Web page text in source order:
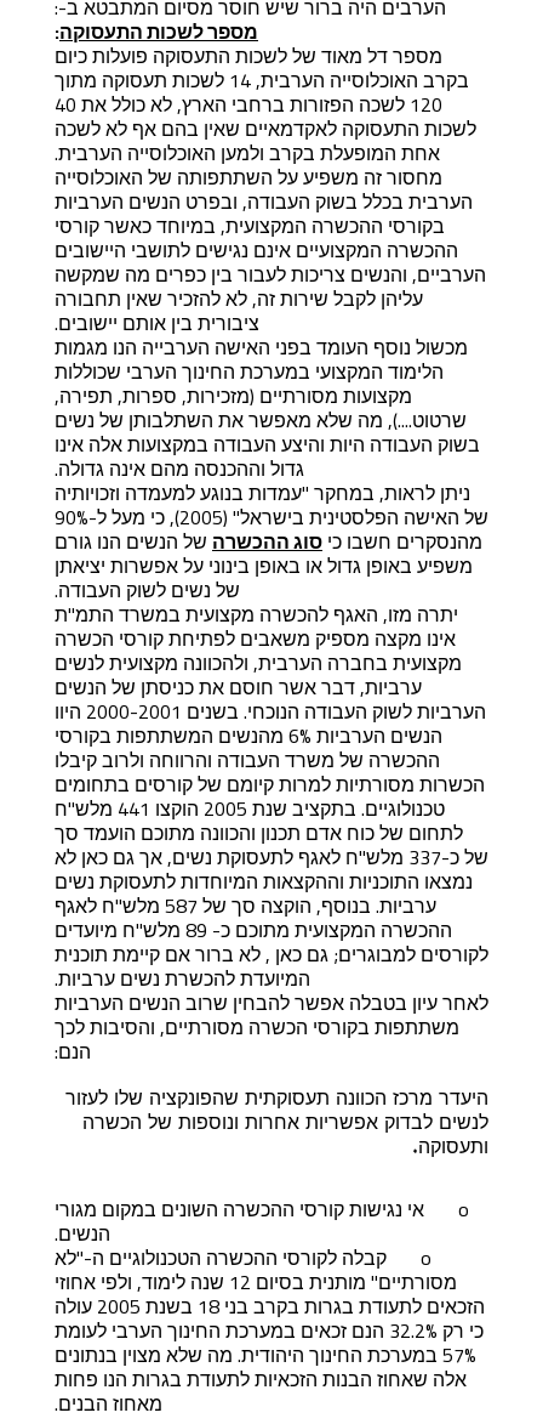
הערבים היה ברור שיש חוסר מסיום המתבטא ב-:
מספר לשכות התעסוקה:
מספר דל מאוד של לשכות התעסוקה פועלות כיום
בקרב האוכלוסייה הערבית, 14 לשכות תעסוקה מתוך
120 לשכה הפזורות ברחבי הארץ, לא כולל את 40
לשכות התעסוקה לאקדמאיים שאין בהם אף לא לשכה
אחת המופעלת בקרב ולמען האוכלוסייה הערבית.
מחסור זה משפיע על השתתפותה של האוכלוסייה
הערבית בכלל בשוק העבודה, ובפרט הנשים הערביות
בקורסי ההכשרה המקצועית, במיוחד כאשר קורסי
ההכשרה המקצועיים אינם נגישים לתושבי היישובים
הערביים, והנשים צריכות לעבור בין כפרים מה שמקשה
עליהן לקבל שירות זה, לא להזכיר שאין תחבורה
ציבורית בין אותם יישובים.
מכשול נוסף העומד בפני האישה הערבייה הנו מגמות
הלימוד המקצועי במערכת החינוך הערבי שכוללות
מקצועות מסורתיים (מזכירות, ספרות, תפירה,
שרטוט....), מה שלא מאפשר את השתלבותן של נשים
בשוק העבודה היות והיצע העבודה במקצועות אלה אינו
גדול וההכנסה מהם אינה גדולה.
ניתן לראות, במחקר "עמדות בנוגע למעמדה וזכויותיה
של האישה הפלסטינית בישראל" (2005), כי מעל ל-90%
מהנסקרים חשבו כיסוג ההכשרהשל הנשים הנו גורם
משפיע באופן גדול או באופן בינוני על אפשרות יציאתן
של נשים לשוק העבודה.
יתרה מזו, האגף להכשרה מקצועית במשרד התמ"ת
אינו מקצה מספיק משאבים לפתיחת קורסי הכשרה
מקצועית בחברה הערבית, ולהכוונה מקצועית לנשים
ערביות, דבר אשר חוסם את כניסתן של הנשים
הערביות לשוק העבודה הנוכחי. בשנים 2000-2001 היוו
הנשים הערביות 6% מהנשים המשתתפות בקורסי
ההכשרה של משרד העבודה והרווחה ולרוב קיבלו
הכשרות מסורתיות למרות קיומם של קורסים בתחומים
טכנולוגיים. בתקציב שנת 2005 הוקצו 441 מלש"ח
לתחום של כוח אדם תכנון והכוונה מתוכם הועמד סך
של כ-337 מלש"ח לאגף לתעסוקת נשים, אך גם כאן לא
נמצאו התוכניות וההקצאות המיוחדות לתעסוקת נשים
ערביות. בנוסף, הוקצה סך של 587 מלש"ח לאגף
ההכשרה המקצועית מתוכם כ- 89 מלש"ח מיועדים
לקורסים למבוגרים; גם כאן , לא ברור אם קיימת תוכנית
המיועדת להכשרת נשים ערביות.
לאחר עיון בטבלה אפשר להבחין שרוב הנשים הערביות
משתתפות בקורסי הכשרה מסורתיים, והסיבות לכך
הנם:
היעדר מרכז הכוונה תעסוקתית שהפונקציה שלו לעזור
לנשים לבדוק אפשריות אחרות ונוספות של הכשרה
ותעסוקה.
o אי נגישות קורסי ההכשרה השונים במקום מגורי
הנשים.
o קבלה לקורסי ההכשרה הטכנולוגיים ה-"לא
מסורתיים" מותנית בסיום 12 שנה לימוד, ולפי אחוזי
הזכאים לתעודת בגרות בקרב בני 18 בשנת 2005 עולה
כי רק 32.2% הנם זכאים במערכת החינוך הערבי לעומת
57% במערכת החינוך היהודית. מה שלא מצוין בנתונים
אלה שאחוז הבנות הזכאיות לתעודת בגרות הנו פחות
מאחוז הבנים.